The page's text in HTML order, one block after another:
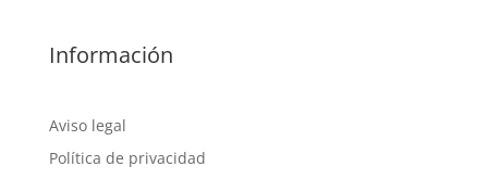
Información
Aviso legal
Política de privacidad